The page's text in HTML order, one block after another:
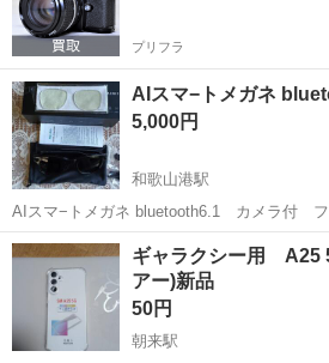
プリフラ
AIスマ−トメガネ
5,000円
和歌山港駅
AIスマ−トメガネ bluetooth6.1 カメラ付
前に購入しました。週末たまに、お出かけ
にしていたぐらいなので、あまり使用して
通話、写真撮影、録...
和歌山 和歌山市 和歌山港駅
ギャラクシー用 A25
アー)新品
50円
朝来駅